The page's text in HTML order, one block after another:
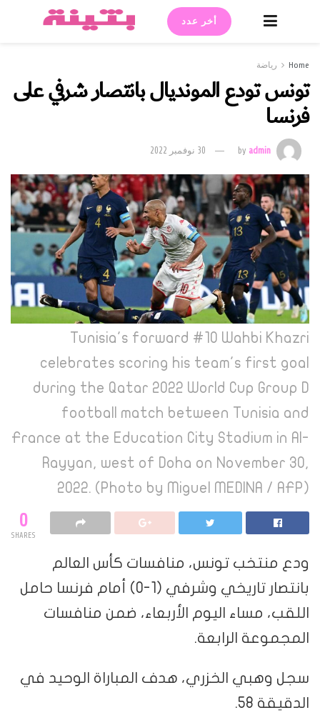
أخر عدد
Home رياضة
تونس تودع المونديال بانتصار شرفي على
فرنسا
byadmin 30 نوفمبر 2022
Tunisia's forward #10 Wahbi Khazri
celebrates scoring his team's first goal
during the Qatar 2022 World Cup Group D
football match between Tunisia and
France at the Education City Stadium in Al-
Rayyan, west of Doha on November 30,
2022. (Photo by Miguel MEDINA / AFP)
0
SHARES
ودع منتخب تونس، منافسات كأس العالم
بانتصار تاريخي وشرفي (1-0) أمام فرنسا حامل
اللقب، مساء اليوم الأربعاء، ضمن منافسات
المجموعة الرابعة.
سجل وهبي الخزري، هدف المباراة الوحيد في
الدقيقة 58.